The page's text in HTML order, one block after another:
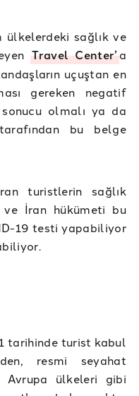
ülkelerdeki sağlık ve
Travel Center’a
uçuştan en
gereken negatif
olmalı ya da
bu belge
turistlerin sağlık
ve İran hükümeti bu
19 testi yapabiliyor
tarihinde turist kabul
resmi seyahat
Avrupa ülkeleri gibi